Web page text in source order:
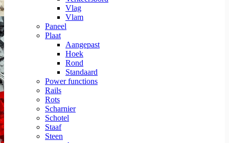
Vlag
Vlam
Paneel
Plaat
Aangepast
Hoek
Rond
Standaard
Power functions
Rails
Rots
Scharnier
Schotel
Staaf
Steen